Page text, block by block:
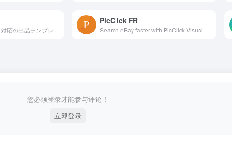
PicClick FR
您必须登录才能参与评论！
立即登录